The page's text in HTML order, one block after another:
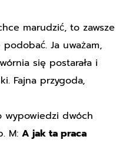
marudzić, to zawsze
Ja uważam,
się postarała i
Fajna przygoda,
wypowiedzi dwóch
M: A jak ta praca